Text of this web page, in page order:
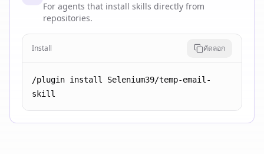
For agents that install skills directly from
repositories.
Install คัดลอก
/plugin install Selenium39/temp-email-
skill